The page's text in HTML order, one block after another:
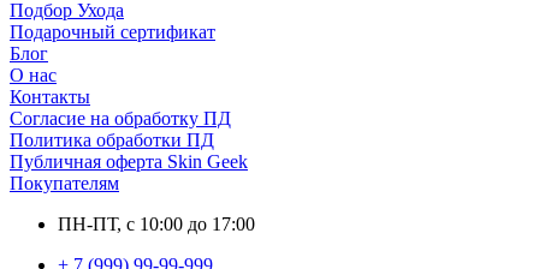
Подбор Ухода
Подарочный сертификат
Блог
О нас
Контакты
Согласие на обработку ПД
Политика обработки ПД
Публичная оферта Skin Geek
Покупателям
ПН-ПТ, с 10:00 до 17:00
+ 7 (999) 99-99-999